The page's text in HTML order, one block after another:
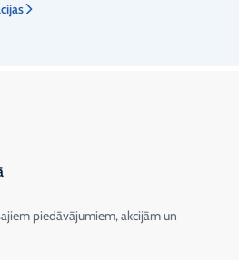
piedāvājumiem, akcijām un